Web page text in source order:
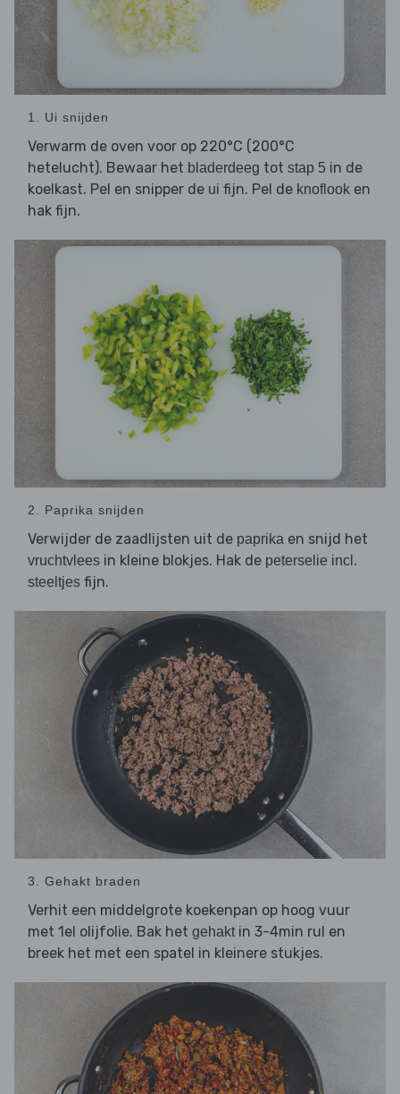
1. Ui snijden
Verwarm de oven voor op 220°C (200°C
hetelucht). Bewaar het bladerdeeg tot stap 5 in de
koelkast. Pel en snipper de ui fijn. Pel de knoflook en
hak fijn.
2. Paprika snijden
Verwijder de zaadlijsten uit de paprika en snijd het
vruchtvlees in kleine blokjes. Hak de peterselie incl.
steeltjes fijn.
3. Gehakt braden
Verhit een middelgrote koekenpan op hoog vuur
met 1el olijfolie. Bak het gehaktin 3-4min rul en
breek het met een spatel in kleinere stukjes.